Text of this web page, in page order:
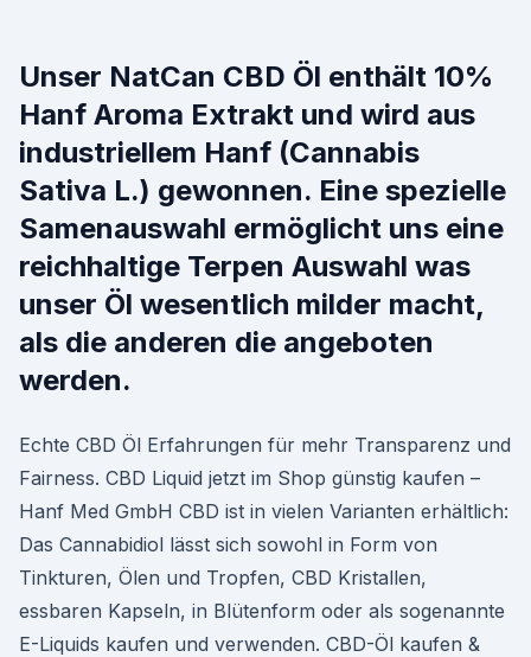
Unser NatCan CBD Öl enthält 10%
Hanf Aroma Extrakt und wird aus
industriellem Hanf (Cannabis
Sativa L.) gewonnen. Eine spezielle
Samenauswahl ermöglicht uns eine
reichhaltige Terpen Auswahl was
unser Öl wesentlich milder macht,
als die anderen die angeboten
werden.
Echte CBD Öl Erfahrungen für mehr Transparenz und
Fairness. CBD Liquid jetzt im Shop günstig kaufen –
Hanf Med GmbH CBD ist in vielen Varianten erhältlich:
Das Cannabidiol lässt sich sowohl in Form von
Tinkturen, Ölen und Tropfen, CBD Kristallen,
essbaren Kapseln, in Blütenform oder als sogenannte
E-Liquids kaufen und verwenden. CBD-Öl kaufen &